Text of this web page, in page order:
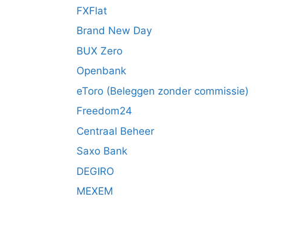
FXFlat
Brand New Day
BUX Zero
Openbank
eToro (Beleggen zonder commissie)
Freedom24
Centraal Beheer
Saxo Bank
DEGIRO
MEXEM